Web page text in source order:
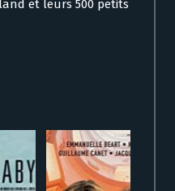
et leurs 500 petits